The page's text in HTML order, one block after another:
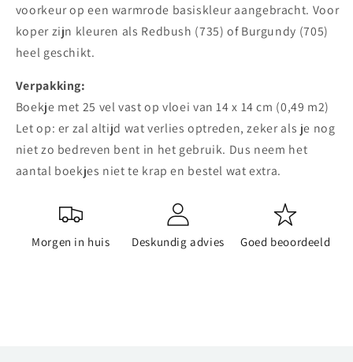
voorkeur op een warmrode basiskleur aangebracht. Voor
koper zijn kleuren als Redbush (735) of Burgundy (705)
heel geschikt.
Verpakking:
Boekje met 25 vel vast op vloei van 14 x 14 cm (0,49 m2)
Let op: er zal altijd wat verlies optreden, zeker als je nog
niet zo bedreven bent in het gebruik. Dus neem het
aantal boekjes niet te krap en bestel wat extra.
Morgen in huis Deskundig advies Goed beoordeeld